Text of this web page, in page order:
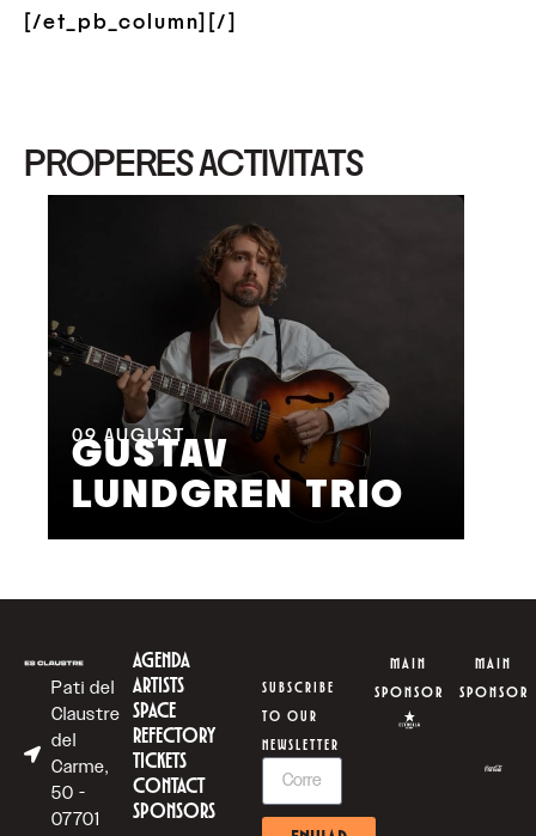
[/et_pb_column][/]
PROPERES ACTIVITATS
09 AUGUST
GUSTAV
LUNDGREN TRIO
Pati del
Claustre
del
Carme,
50 -
07701
AGENDA
ARTISTS
SPACE
REFECTORY
TICKETS
CONTACT
SPONSORS
SUBSCRIBE
TO OUR
NEWSLETTER
MAIN
SPONSOR
MAIN
SPONSOR